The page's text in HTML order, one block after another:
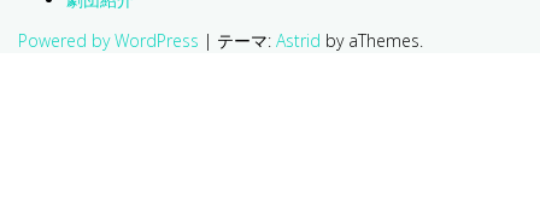
Powered by WordPress | テーマ: Astrid by aThemes.